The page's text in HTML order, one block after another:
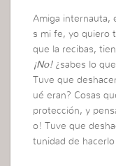
Amiga internauta,
s mi fe, yo quiero
que la recibas,
¡No!¿sabes lo
Tuve que
ué eran? Cosas
protección, y
o! Tuve que
tunidad de